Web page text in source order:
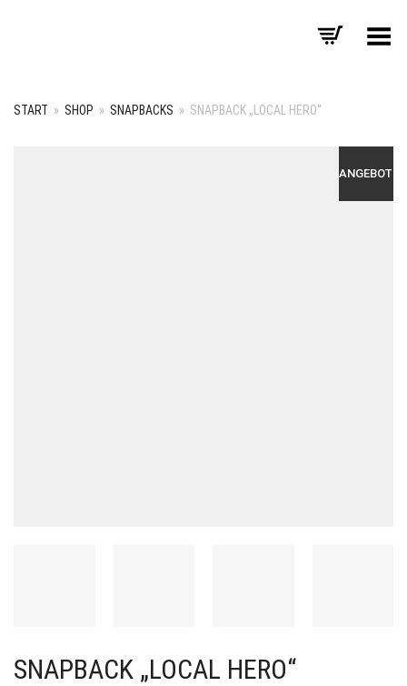
Menü umschalten
START » SHOP » SNAPBACKS » SNAPBACK „LOCAL HERO“
ANGEBOT!
SNAPBACK „LOCAL HERO“